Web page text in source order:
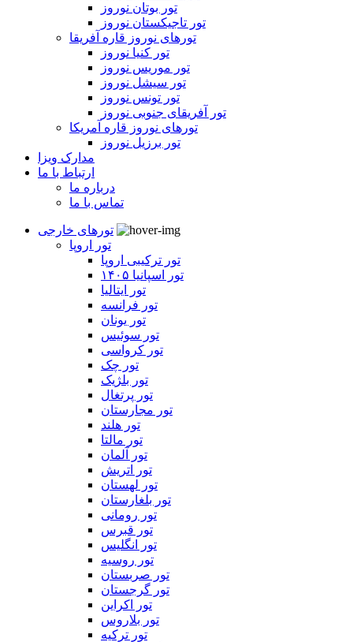
تور بوتان نوروز
تور تاجیکستان نوروز
تورهای نوروز قاره آفریقا
تور کنیا نوروز
تور موریس نوروز
تور سیشل نوروز
تور تونس نوروز
تور آفریقای جنوبی نوروز
تورهای نوروز قاره آمریکا
تور برزیل نوروز
مدارک ویزا
ارتباط با ما
درباره ما
تماس با ما
تورهای خارجی
تور اروپا
تور ترکیبی اروپا
تور اسپانیا ۱۴۰۵
تور ایتالیا
تور فرانسه
تور یونان
تور سوئیس
تور کرواسی
تور چک
تور بلژیک
تور پرتغال
تور مجارستان
تور هلند
تور مالتا
تور آلمان
تور اتریش
تور لهستان
تور بلغارستان
تور رومانی
تور قبرس
تور انگلیس
تور روسیه
تور صربستان
تور گرجستان
تور اکراین
تور بلاروس
تور ترکیه